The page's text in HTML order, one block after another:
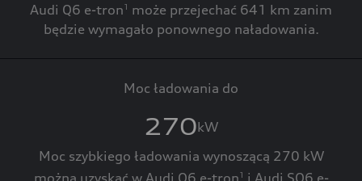
Audi Q6 e-tron1
może przejechać 641 km zanim
będzie wymagało ponownego naładowania.
Moc ładowania do
270kW
Moc szybkiego ładowania wynoszącą 270 kW
można uzyskać w Audi Q6 e-tron1 i Audi SQ6 e-